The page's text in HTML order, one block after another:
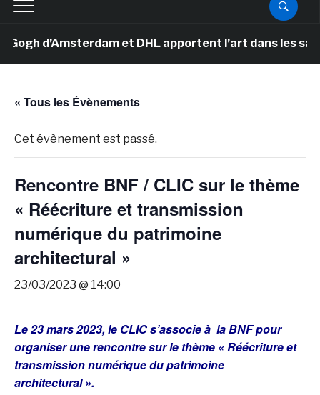
d’Amsterdam et DHL apportent l’art dans les
« Tous les Évènements
Cet évènement est passé.
Rencontre BNF / CLIC sur le thème
« Réécriture et transmission
numérique du patrimoine
architectural »
23/03/2023 @ 14:00
Le 23 mars 2023, le CLIC s’associe à la BNF pour
organiser une rencontre sur le thème « Réécriture et
transmission numérique du patrimoine
architectural ».